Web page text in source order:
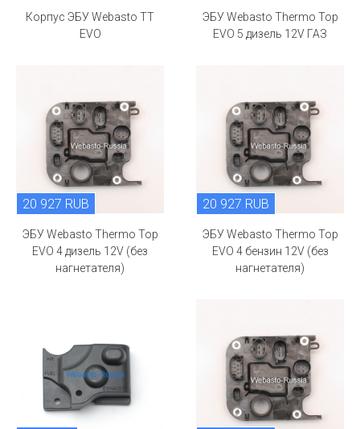
Корпус ЭБУ Webasto TT
EVO
ЭБУ Webasto Thermo Top
EVO 5 дизель 12V ГАЗ
20 927 RUB
ЭБУ Webasto Thermo Top
EVO 4 дизель 12V (без
нагнетателя)
20 927 RUB
ЭБУ Webasto Thermo Top
EVO 4 бензин 12V (без
нагнетателя)